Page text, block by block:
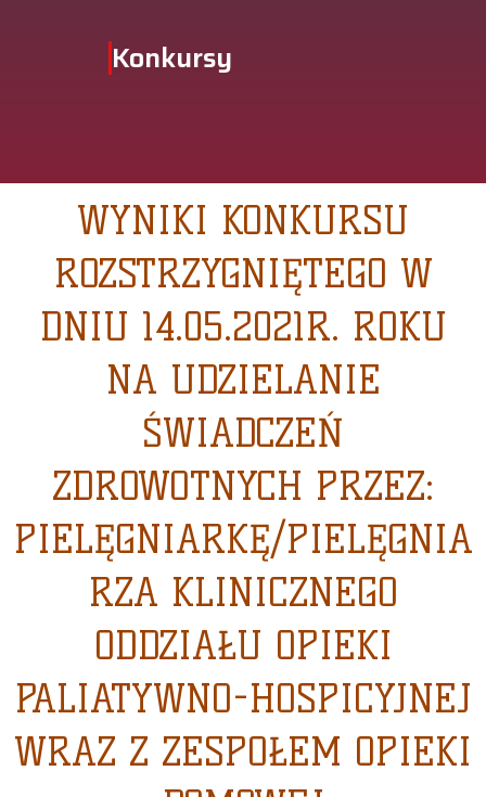
Konkursy
WYNIKI KONKURSU
ROZSTRZYGNIĘTEGO W
DNIU 14.05.2021R. ROKU
NA UDZIELANIE
ŚWIADCZEŃ
ZDROWOTNYCH PRZEZ:
PIELĘGNIARKĘ/PIELĘGNIA
RZA KLINICZNEGO
ODDZIAŁU OPIEKI
PALIATYWNO-HOSPICYJNEJ
WRAZ Z ZESPOŁEM OPIEKI